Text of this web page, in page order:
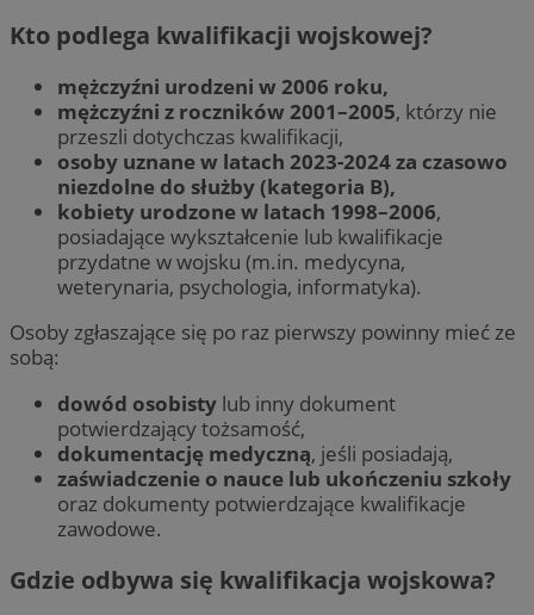
Kto podlega kwalifikacji wojskowej?
mężczyźni urodzeni w 2006 roku,
mężczyźni z roczników 2001–2005, którzy nie
przeszli dotychczas kwalifikacji,
osoby uznane w latach 2023-2024 za czasowo
niezdolne do służby (kategoria B),
kobiety urodzone w latach 1998–2006,
posiadające wykształcenie lub kwalifikacje
przydatne w wojsku (m.in. medycyna,
weterynaria, psychologia, informatyka).
Osoby zgłaszające się po raz pierwszy powinny mieć ze
sobą:
dowód osobisty lub inny dokument
potwierdzający tożsamość,
dokumentację medyczną, jeśli posiadają,
zaświadczenie o nauce lub ukończeniu szkoły
oraz dokumenty potwierdzające kwalifikacje
zawodowe.
Gdzie odbywa się kwalifikacja wojskowa?